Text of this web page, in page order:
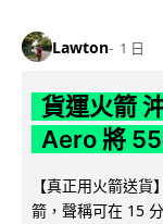
Lawton 1 日
貨運火箭
Aero 將
【真正用火箭送
箭，聲稱可在 15